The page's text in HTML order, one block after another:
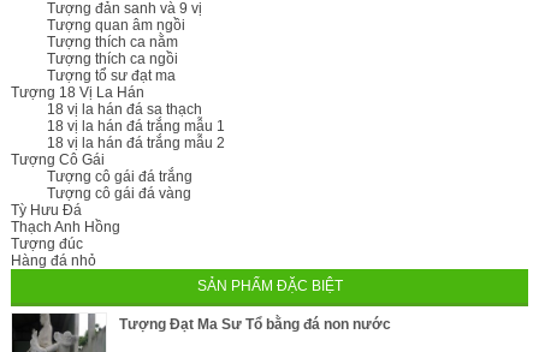
Tượng đản sanh và 9 vị
Tượng quan âm ngồi
Tượng thích ca nằm
Tượng thích ca ngồi
Tượng tổ sư đạt ma
Tượng 18 Vị La Hán
18 vị la hán đá sa thạch
18 vị la hán đá trắng mẫu 1
18 vị la hán đá trắng mẫu 2
Tượng Cô Gái
Tượng cô gái đá trắng
Tượng cô gái đá vàng
Tỳ Hưu Đá
Thạch Anh Hồng
Tượng đúc
Hàng đá nhỏ
SẢN PHẨM ĐẶC BIỆT
Tượng Đạt Ma Sư Tổ bằng đá non nước